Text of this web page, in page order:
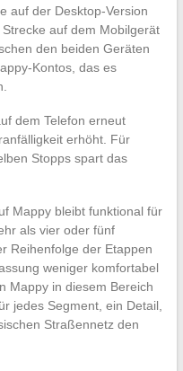
auf der Desktop-Version
auf dem Mobilgerät
den beiden Geräten
Kontos, das es
dem Telefon erneut
erhöht. Für
Stopps spart das
Mappy bleibt funktional für
als vier oder fünf
Reihenfolge der Etappen
weniger komfortabel
Mappy in diesem Bereich
jedes Segment, ein Detail,
Straßennetz den